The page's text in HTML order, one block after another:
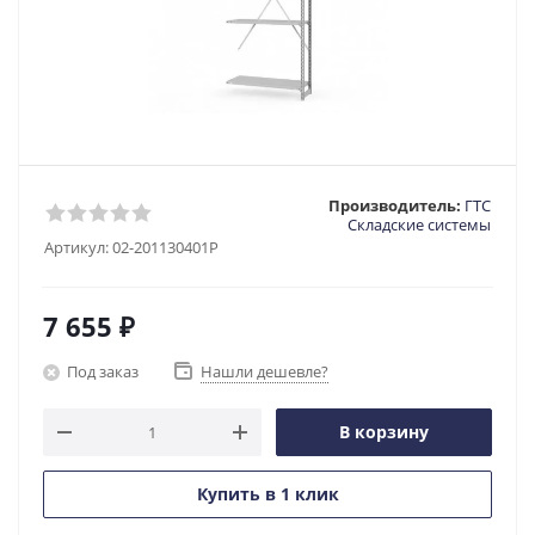
Артикул:02-201130401P
Производитель: ГТС
Складские системы
7 655 ₽
Под заказ Нашли дешевле?
В корзину
Купить в 1 клик